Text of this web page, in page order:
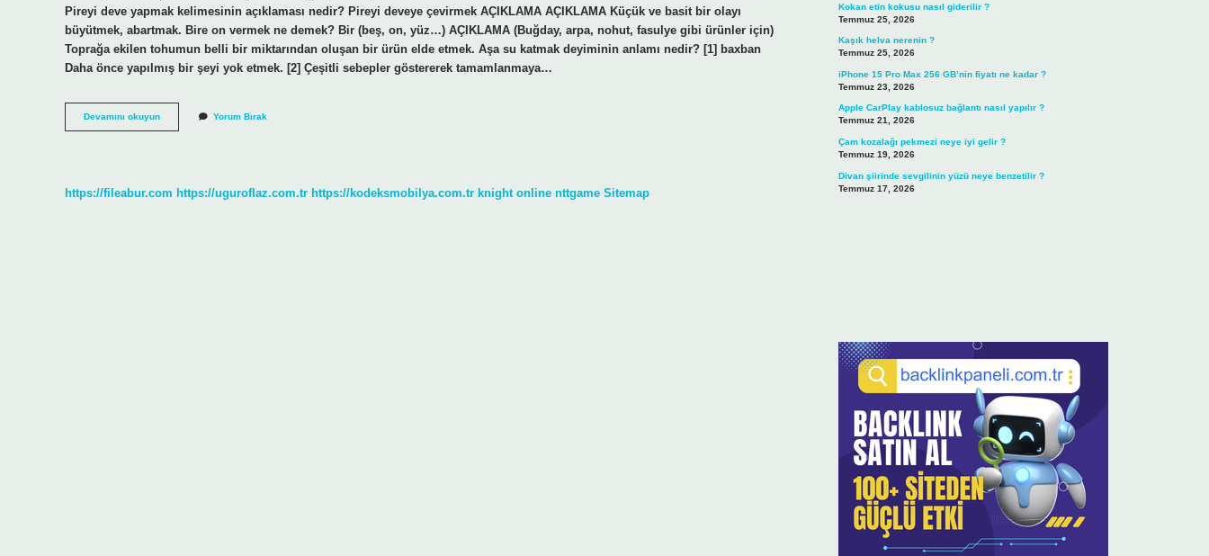
Pireyi deve yapmak kelimesinin açıklaması nedir? Pireyi deveye çevirmek AÇIKLAMA AÇIKLAMA Küçük ve basit bir olayı
büyütmek, abartmak. Bire on vermek ne demek? Bir (beş, on, yüz…) AÇIKLAMA (Buğday, arpa, nohut, fasulye gibi ürünler için)
Toprağa ekilen tohumun belli bir miktarından oluşan bir ürün elde etmek. Aşa su katmak deyiminin anlamı nedir? [1] baxban
Daha önce yapılmış bir şeyi yok etmek. [2] Çeşitli sebepler göstererek tamamlanmaya…
Devamını okuyunBire
Bin
Yorum Bırak
https://fileabur.com https://uguroflaz.com.tr https://kodeksmobilya.com.tr knight online nttgame Sitemap
Kokan etin kokusu nasıl giderilir ?
Temmuz 25, 2026
Kaşık helva nerenin ?
Temmuz 25, 2026
iPhone 15 Pro Max 256 GB’nin fiyatı ne kadar ?
Temmuz 23, 2026
Apple CarPlay kablosuz bağlantı nasıl yapılır ?
Temmuz 21, 2026
Çam kozalağı pekmezi neye iyi gelir ?
Temmuz 19, 2026
Divan şiirinde sevgilinin yüzü neye benzetilir ?
Temmuz 17, 2026